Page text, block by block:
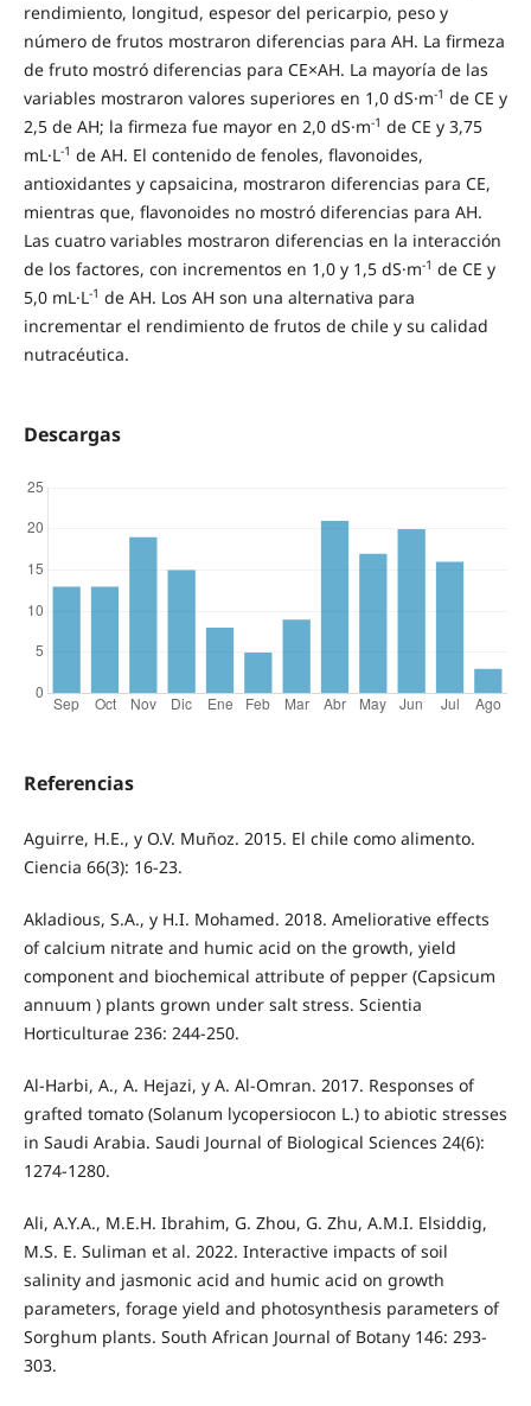
rendimiento, longitud, espesor del pericarpio, peso y
número de frutos mostraron diferencias para AH. La firmeza
de fruto mostró diferencias para CE×AH. La mayoría de las
variables mostraron valores superiores en 1,0 dS·m-1 de CE y
2,5 de AH; la firmeza fue mayor en 2,0 dS·m-1 de CE y 3,75
mL·L-1 de AH. El contenido de fenoles, flavonoides,
antioxidantes y capsaicina, mostraron diferencias para CE,
mientras que, flavonoides no mostró diferencias para AH.
Las cuatro variables mostraron diferencias en la interacción
de los factores, con incrementos en 1,0 y 1,5 dS·m-1 de CE y
5,0 mL·L-1 de AH. Los AH son una alternativa para
incrementar el rendimiento de frutos de chile y su calidad
nutracéutica.
Descargas
Referencias
Aguirre, H.E., y O.V. Muñoz. 2015. El chile como alimento.
Ciencia 66(3): 16-23.
Akladious, S.A., y H.I. Mohamed. 2018. Ameliorative effects
of calcium nitrate and humic acid on the growth, yield
component and biochemical attribute of pepper (Capsicum
annuum ) plants grown under salt stress. Scientia
Horticulturae 236: 244-250.
Al-Harbi, A., A. Hejazi, y A. Al-Omran. 2017. Responses of
grafted tomato (Solanum lycopersiocon L.) to abiotic stresses
in Saudi Arabia. Saudi Journal of Biological Sciences 24(6):
1274-1280.
Ali, A.Y.A., M.E.H. Ibrahim, G. Zhou, G. Zhu, A.M.I. Elsiddig,
M.S. E. Suliman et al. 2022. Interactive impacts of soil
salinity and jasmonic acid and humic acid on growth
parameters, forage yield and photosynthesis parameters of
Sorghum plants. South African Journal of Botany 146: 293-
303.